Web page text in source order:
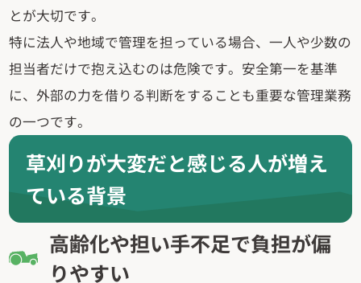
とが大切です。
特に法人や地域で管理を担っている場合、一人や少数の
担当者だけで抱え込むのは危険です。安全第一を基準
に、外部の力を借りる判断をすることも重要な管理業務
の一つです。
草刈りが大変だと感じる人が増え
ている背景
高齢化や担い手不足で負担が偏
りやすい